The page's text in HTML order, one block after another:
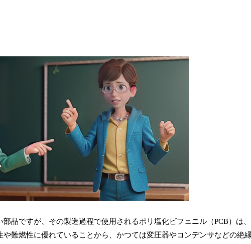
品ですが、その製造過程で使用されるポリ塩化ビフェニル（PCB）は
難燃性に優れていることから、かつては変圧器やコンデンサなどの絶